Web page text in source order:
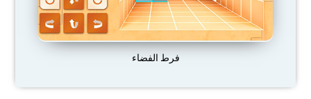
فرط الفضاء